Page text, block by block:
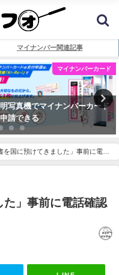
マイナンバー関連記事
マイナンバーカード
写真機でマイナンバーカード
請できる
を国に預けてきました」事前に電話
た」事前に電話確認